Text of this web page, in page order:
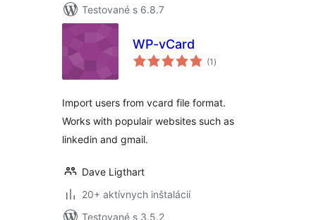
Testované s 6.8.7
WP-vCard
(1 celkové
hodnotenie
)
Import users from vcard file format.
Works with populair websites such as
linkedin and gmail.
Dave Ligthart
20+ aktívnych inštalácií
Testované s 3.5.2